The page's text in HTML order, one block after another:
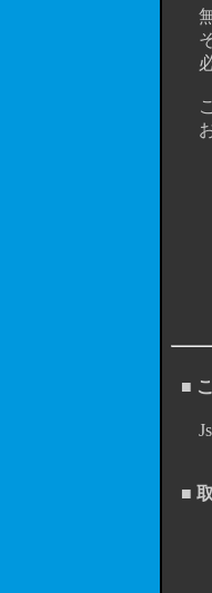
無
そ
必
こ
お
※ 乗
タ
ま
こ
■
■